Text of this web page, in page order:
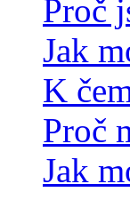
Proč
Jak
K
Proč
Jak